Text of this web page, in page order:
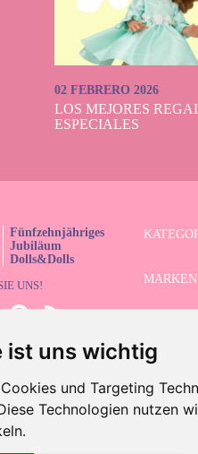
ist uns wichtig
und Targeting
Technologien nutzen
02 FEBRERO 2026
LOS MEJORES
ESPECIALES
Fünfzehnjähriges
Jubiläum
Dolls&Dolls
UNS!
MARKEN